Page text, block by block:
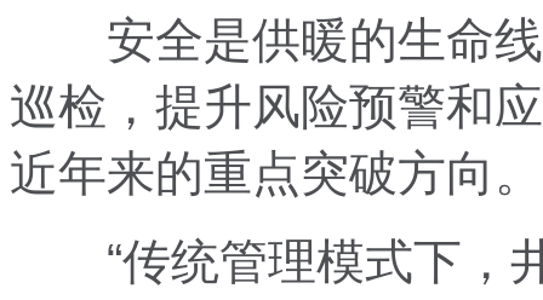
安全是供暖的生命线
巡检，提升风险预警和
近年来的重点突破方向。
“传统管理模式下，